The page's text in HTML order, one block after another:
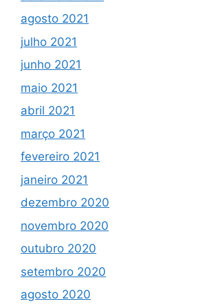
agosto 2021
julho 2021
junho 2021
maio 2021
abril 2021
março 2021
fevereiro 2021
janeiro 2021
dezembro 2020
novembro 2020
outubro 2020
setembro 2020
agosto 2020